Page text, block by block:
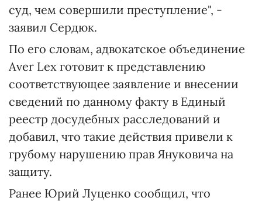
суд, чем совершили преступление", -
заявил Сердюк.
По его словам, адвокатское объединение
Aver Lex готовит к представлению
соответствующее заявление и внесении
сведений по данному факту в Единый
реестр досудебных расследований и
добавил, что такие действия привели к
грубому нарушению прав Януковича на
защиту.
Ранее Юрий Луценко сообщил, что